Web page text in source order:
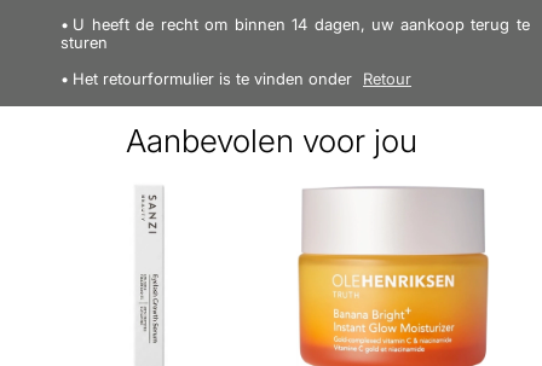
Vind meer van deze merk:
U heeft de recht om binnen 14 dagen, uw aankoop terug te
sturen
Het retourformulier is te vinden onder
Retour
Aanbevolen voor jou